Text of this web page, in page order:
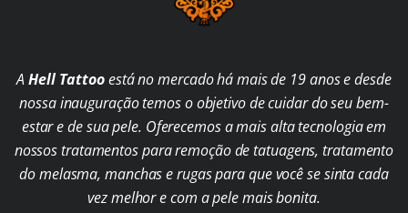
AHell Tattooestá no mercado há mais de 19 anos e desde
nossa inauguração temos o objetivo de cuidar do seu bem-
estar e de sua pele. Oferecemos a mais alta tecnologia em
nossos tratamentos para remoção de tatuagens, tratamento
do melasma, manchas e rugas para que você se sinta cada
vez melhor e com a pele mais bonita.